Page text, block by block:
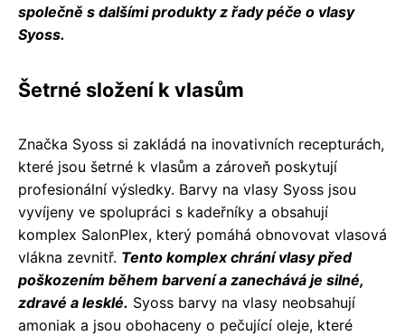
společně s dalšími produkty z řady péče o vlasy
Syoss.
Šetrné složení k vlasům
Značka Syoss si zakládá na inovativních recepturách,
které jsou šetrné k vlasům a zároveň poskytují
profesionální výsledky. Barvy na vlasy Syoss jsou
vyvíjeny ve spolupráci s kadeřníky a obsahují
komplex SalonPlex, který pomáhá obnovovat vlasová
vlákna zevnitř. Tento komplex chrání vlasy před
poškozením během barvení a zanechává je silné,
zdravé a lesklé. Syoss barvy na vlasy neobsahují
amoniak a jsou obohaceny o pečující oleje, které